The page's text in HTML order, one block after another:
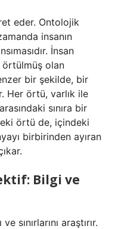
eder. Ontolojik
insanın
İnsan
örtülmüş olan
bir şekilde, bir
Her örtü, varlık ile
sınıra bir
örtü de, içindeki
birbirinden ayıran
Bilgi ve
sınırlarını araştırır.